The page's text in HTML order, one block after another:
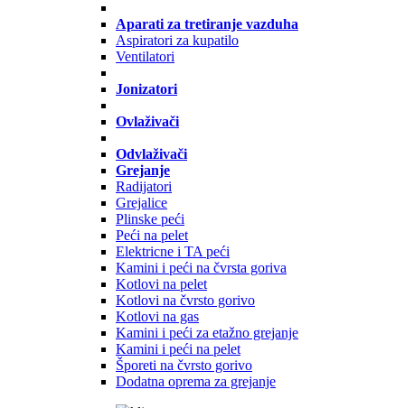
Aparati za tretiranje vazduha
Aspiratori za kupatilo
Ventilatori
Jonizatori
Ovlaživači
Odvlaživači
Grejanje
Radijatori
Grejalice
Plinske peći
Peći na pelet
Elektricne i TA peći
Kamini i peći na čvrsta goriva
Kotlovi na pelet
Kotlovi na čvrsto gorivo
Kotlovi na gas
Kamini i peći za etažno grejanje
Kamini i peći na pelet
Šporeti na čvrsto gorivo
Dodatna oprema za grejanje